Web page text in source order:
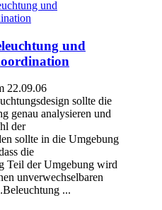
und
22.09.06
sollte die
genau analysieren und
der
sollte in die Umgebung
die
Teil der Umgebung wird
unverwechselbaren
...